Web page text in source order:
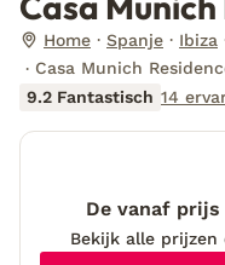
Home Spanje Ibiza
Casa Munich
9.2 Fantastisch 14
De vanaf
Bekijk alle